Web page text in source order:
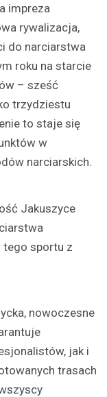
impreza
rywalizacja,
do narciarstwa
roku na starcie
– sześć
trzydziestu
to staje się
w
narciarskich.
Jakuszyce
tego sportu z
nowoczesne
jak i
trasach